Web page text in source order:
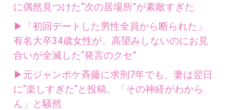
に偶然見つけた“次の居場所”が素敵すぎた
▶「初回デートした男性全員から断られた」
有名大卒34歳女性が、高望みしないのにお見
合いが全滅した“発言のクセ”
▶元ジャンポケ斉藤に求刑7年でも、妻は翌日
に“楽しすぎた“と投稿。「その神経がわから
ん」と騒然